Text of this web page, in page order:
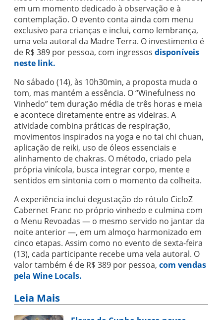
em um momento dedicado à observação e à
contemplação. O evento conta ainda com menu
exclusivo para crianças e inclui, como lembrança,
uma vela autoral da Madre Terra. O investimento é
de R$ 389 por pessoa, com ingressos disponíveis
neste link.
No sábado (14), às 10h30min, a proposta muda o
tom, mas mantém a essência. O “Winefulness no
Vinhedo” tem duração média de três horas e meia
e acontece diretamente entre as videiras. A
atividade combina práticas de respiração,
movimentos inspirados na yoga e no tai chi chuan,
aplicação de reiki, uso de óleos essenciais e
alinhamento de chakras. O método, criado pela
própria vinícola, busca integrar corpo, mente e
sentidos em sintonia com o momento da colheita.
A experiência inclui degustação do rótulo CicloZ
Cabernet Franc no próprio vinhedo e culmina com
o Menu Revoadas — o mesmo servido no jantar da
noite anterior —, em um almoço harmonizado em
cinco etapas. Assim como no evento de sexta-feira
(13), cada participante recebe uma vela autoral. O
valor também é de R$ 389 por pessoa, com vendas
pela Wine Locals.
Leia Mais